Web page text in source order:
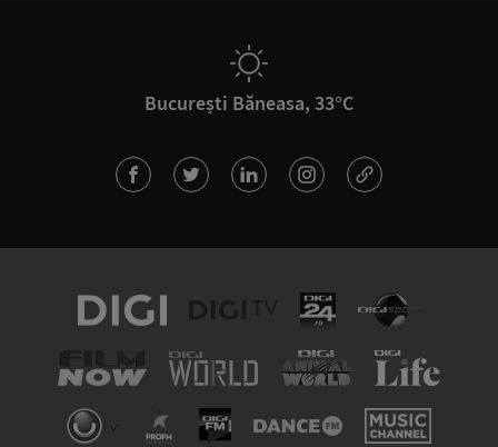
București Băneasa, 33°C